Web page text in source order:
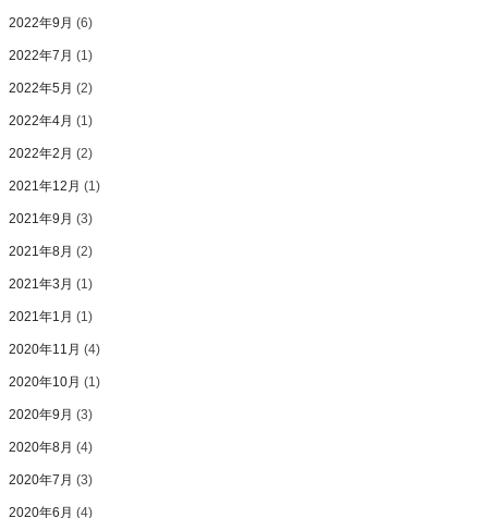
2022年9月 (6)
2022年7月 (1)
2022年5月 (2)
2022年4月 (1)
2022年2月 (2)
2021年12月 (1)
2021年9月 (3)
2021年8月 (2)
2021年3月 (1)
2021年1月 (1)
2020年11月 (4)
2020年10月 (1)
2020年9月 (3)
2020年8月 (4)
2020年7月 (3)
2020年6月 (4)